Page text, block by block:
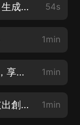
亞馬遜要求第三方賣家標記 AI 生成圖像 54s
1min
日本作家東野圭吾因癌症去世，享年 68 歲 1min
美國 AI 公司在華盛頓的遊說支出創下記錄 1min